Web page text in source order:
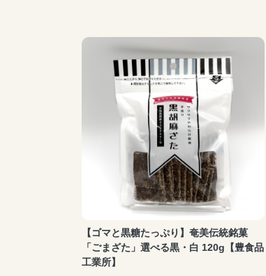
【ゴマと黒糖たっぷり】奄美伝統銘菓
「ごまざた」選べる黒・白 120g【豊食品
工業所】